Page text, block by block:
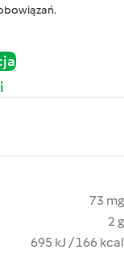
73 mg
2 g
695 kJ / 166 kcal